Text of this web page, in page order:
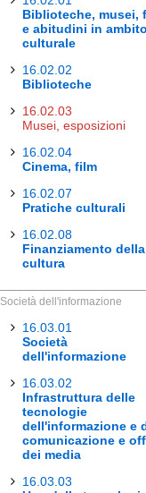
Biblioteche, musei,
e abitudini in ambito
culturale
16.02.02
Biblioteche
16.02.03
Musei, esposizioni
16.02.04
Cinema, film
16.02.07
Pratiche culturali
16.02.08
Finanziamento della
cultura
Società dell'informazione
16.03.01
Società
dell'informazione
16.03.02
Infrastruttura delle
tecnologie
dell'informazione e
comunicazione e
dei media
16.03.03